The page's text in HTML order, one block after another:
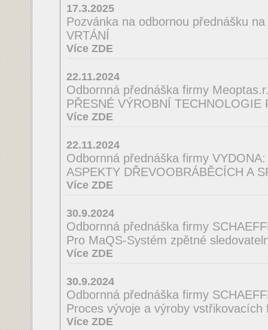
17.3.2025
Pozvánka na odbornou přednášku
VRTÁNÍ
Více ZDE
22.11.2024
Odbornná přednáška firmy
PŘESNÉ VÝROBNÍ TECHNOLOGIE
Více ZDE
22.11.2024
Odbornná přednáška firmy VYDONA:
ASPEKTY DŘEVOOBRÁBĚCÍCH A
Více ZDE
30.9.2024
Odbornná přednáška firmy
Pro MaQS-Systém zpětné
Více ZDE
30.9.2024
Odbornná přednáška firmy
Proces vývoje a výroby vstřikovacích
Více ZDE